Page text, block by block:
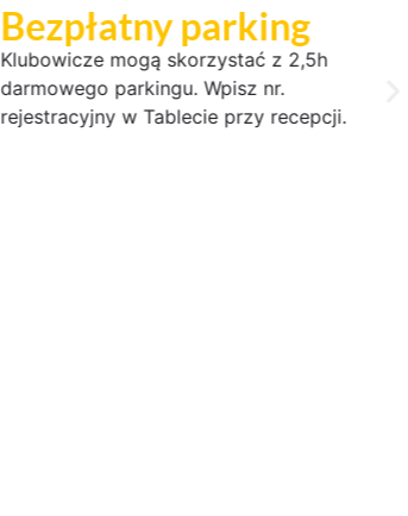
Bezpłatny parking
Klubowicze mogą skorzystać z 2,5h
darmowego parkingu. Wpisz nr.
rejestracyjny w Tablecie przy recepcji.